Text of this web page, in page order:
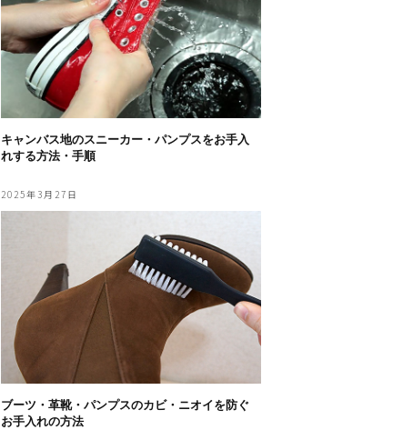
キャンバス地のスニーカー・パンプスをお手入
れする方法・手順
2025年3月27日
ブーツ・革靴・パンプスのカビ・ニオイを防ぐ
お手入れの方法